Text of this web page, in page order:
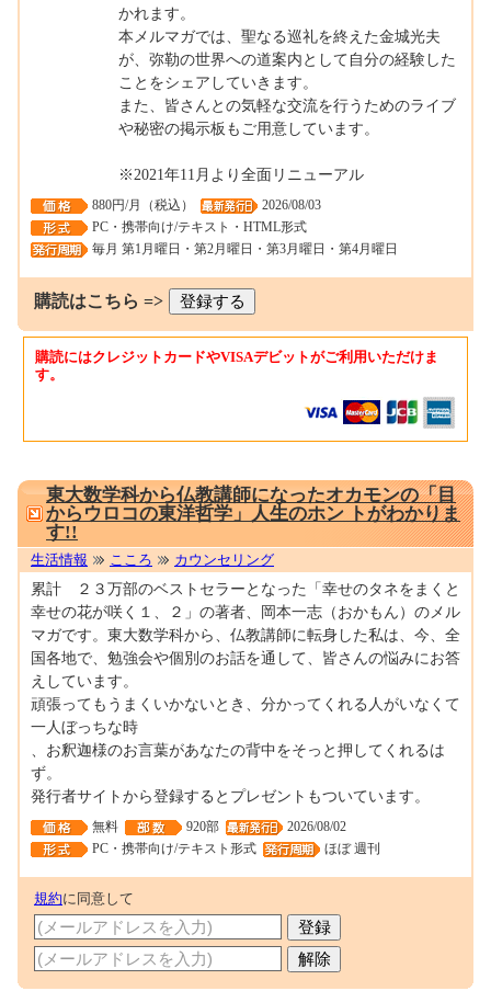
かれます。
本メルマガでは、聖なる巡礼を終えた金城光夫
が、弥勒の世界への道案内として自分の経験した
ことをシェアしていきます。
また、皆さんとの気軽な交流を行うためのライブ
や秘密の掲示板もご用意しています。
※2021年11月より全面リニューアル
880円/月（税込）
2026/08/03
PC・携帯向け/テキスト・HTML形式
毎月 第1月曜日・第2月曜日・第3月曜日・第4月曜日
購読はこちら =>
購読にはクレジットカードやVISAデビットがご利用いただけま
す。
東大数学科から仏教講師になったオカモンの「目
からウロコの東洋哲学」人生のホン トがわかりま
す!!
生活情報 こころ カウンセリング
累計 ２３万部のベストセラーとなった「幸せのタネをまくと
幸せの花が咲く１、２」の著者、岡本一志（おかもん）のメル
マガです。東大数学科から、仏教講師に転身した私は、今、全
国各地で、勉強会や個別のお話を通して、皆さんの悩みにお答
えしています。
頑張ってもうまくいかないとき、分かってくれる人がいなくて
一人ぼっちな時
、お釈迦様のお言葉があなたの背中をそっと押してくれるは
ず。
発行者サイトから登録するとプレゼントもついています。
無料 920部
2026/08/02
PC・携帯向け/テキスト形式
ほぼ 週刊
規約に同意して